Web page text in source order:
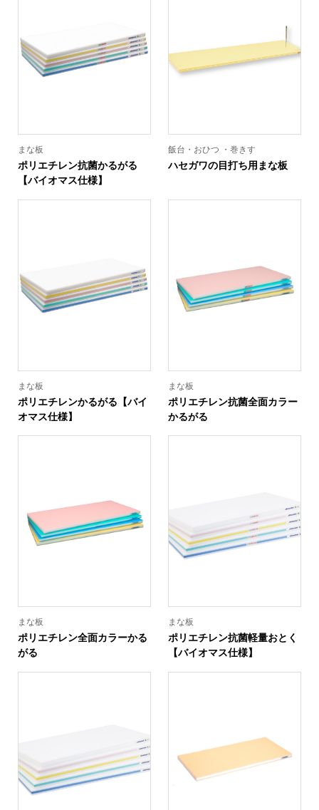
まな板
ポリエチレン抗菌かるがる
【バイオマス仕様】
飯台・おひつ ・巻きす
ハセガワの目打ち用まな板
まな板
ポリエチレンかるがる【バイ
オマス仕様】
まな板
ポリエチレン抗菌全面カラー
かるがる
まな板
ポリエチレン全面カラーかる
がる
まな板
ポリエチレン抗菌軽量おとく
【バイオマス仕様】